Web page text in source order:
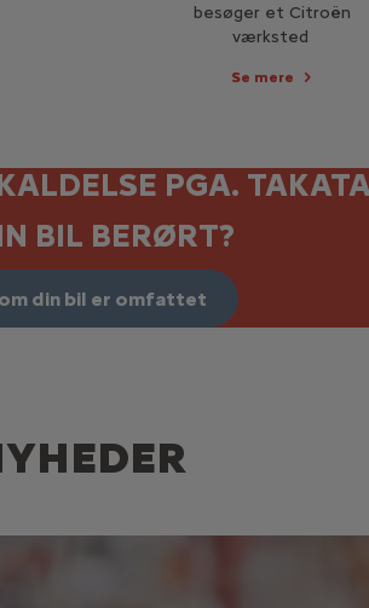
besøger et Citroën
værksted
Se mere
PGA.
BIL BERØRT?
din bil er omfattet